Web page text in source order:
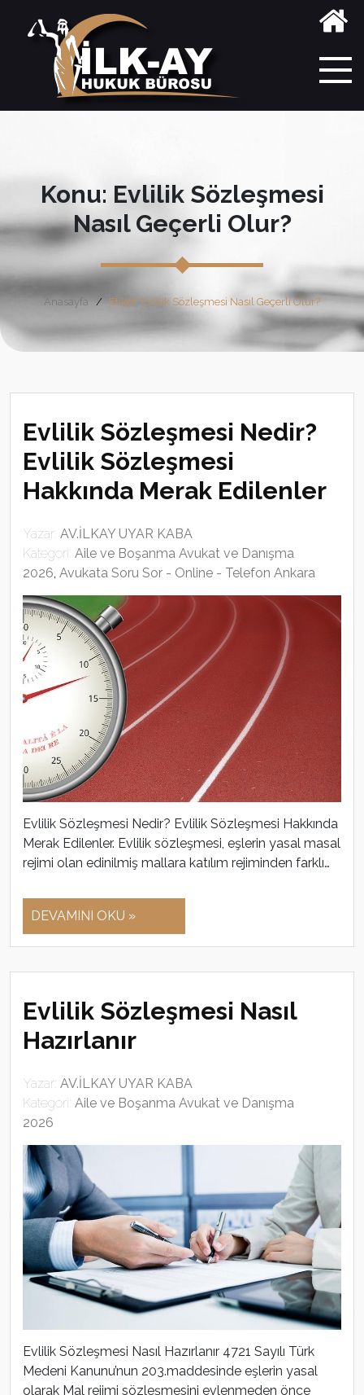
Konu: Evlilik Sözleşmesi
Nasıl Geçerli Olur?
Anasayfa Etiket: Evlilik Sözleşmesi Nasıl Geçerli Olur?
Evlilik Sözleşmesi Nedir?
Evlilik Sözleşmesi
Hakkında Merak Edilenler
Yazar: AV.İLKAY UYAR KABA
Kategori: Aile ve Boşanma Avukat ve Danışma
2026, Avukata Soru Sor - Online - Telefon Ankara
Evlilik Sözleşmesi Nedir? Evlilik Sözleşmesi Hakkında
Merak Edilenler. Evlilik sözleşmesi, eşlerin yasal masal
rejimi olan edinilmiş mallara katılım rejiminden farklı…
DEVAMINI OKU »
Evlilik Sözleşmesi Nasıl
Hazırlanır
Yazar: AV.İLKAY UYAR KABA
Kategori: Aile ve Boşanma Avukat ve Danışma
2026
Evlilik Sözleşmesi Nasıl Hazırlanır 4721 Sayılı Türk
Medeni Kanunu’nun 203.maddesinde eşlerin yasal
olarak Mal rejimi sözleşmesini evlenmeden önce